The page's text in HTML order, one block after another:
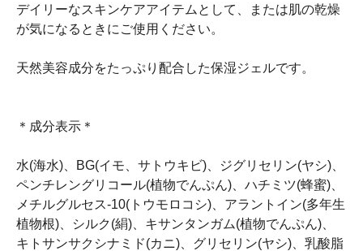
デイリーなスキンケアアイテムとして、または肌の乾燥
が気になるときにご使用ください。
天然美容成分をたっぷり配合した保湿ジェルです。
＊成分表示＊
水(海水)、BG(イモ、サトウキビ)、ジグリセリン(ヤシ)、
ペンチレングリコール(植物でんぷん)、ハチミツ(蜂蜜)、
メチルグルセス-10(トウモロコシ)、アラントイン(多年生
植物根)、シルク(絹)、キサンタンガム(植物でんぷん)、
キトサンサクシナミド(カニ)、グリセリン(ヤシ)、乳酸脂